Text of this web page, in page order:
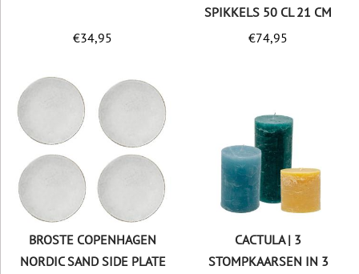
€34,95
SPIKKELS 50 CL 21 CM
€74,95
BROSTE COPENHAGEN
NORDIC SAND SIDE PLATE
CACTULA | 3
STOMPKAARSEN IN 3